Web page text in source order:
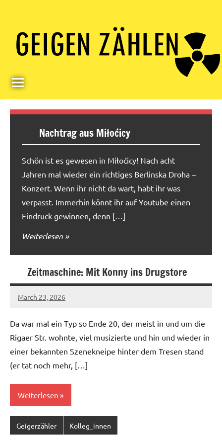
contentGeigerzähler
Nachtrag aus Miłoćicy
Schön ist es gewesen in Miłoćicy! Nach acht
Jahren mal wieder ein richtiges Berlinska Droha –
Konzert. Wenn ihr nicht da wart, habt ihr was
verpasst. Immerhin könnt ihr auf Youtube einen
Eindruck gewinnen, denn […]
Weiterlesen
Zeitmaschine: Mit Konny ins Drugstore
March 23, 2026
geigerzaehler
6
Da war mal ein Typ so Ende 20, der meist in und um die
Rigaer Str. wohnte, viel musizierte und hin und wieder in
einer bekannten Szenekneipe hinter dem Tresen stand
(er tat noch mehr, […]
Weiterlesen
Geigerzähler Kolleg_innen